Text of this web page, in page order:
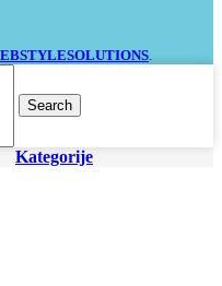
Search
Kategorije